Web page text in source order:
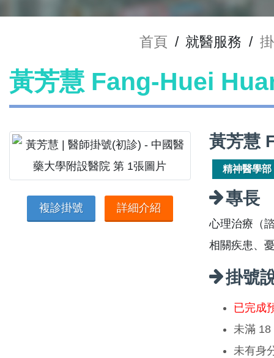
首頁 / 就醫服務 /
黃芳慧 Fang-Huei
複診掛號 詳細介紹
黃芳慧
精神醫學部
專長
心理治療（
相關疾患、
掛號
已完成
未滿 18
未有身